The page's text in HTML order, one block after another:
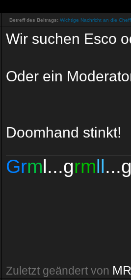
Betreff des Beitrags: Wichtige Nachricht an die
Wir suchen Esco
Oder ein
Doomhand stinkt!
Grml...grmll
Zuletzt geändert von